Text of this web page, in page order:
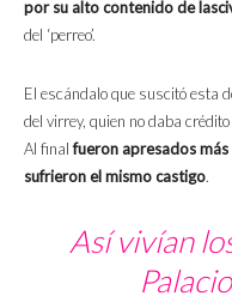
por su alto contenido de
del ‘perreo’.
El escándalo que suscitó esta
del virrey, quien no daba
Al finalfueron apresados
sufrieron el mismo castigo.
Así vivían